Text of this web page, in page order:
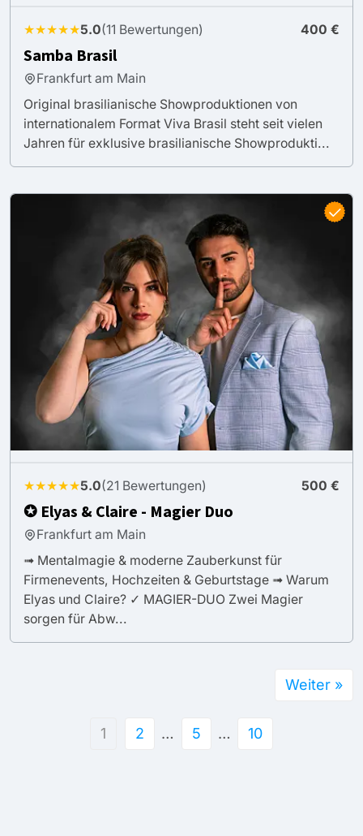
★★★★★5.0(11 Bewertungen) 400 €
Samba Brasil
Frankfurt am Main
Original brasilianische Showproduktionen von
internationalem Format Viva Brasil steht seit vielen
Jahren für exklusive brasilianische Showprodukti...
★★★★★5.0(21 Bewertungen) 500 €
✪ Elyas & Claire - Magier Duo
Frankfurt am Main
➟ Mentalmagie & moderne Zauberkunst für
Firmenevents, Hochzeiten & Geburtstage ➟ Warum
Elyas und Claire? ✓ MAGIER-DUO Zwei Magier
sorgen für Abw...
1 2 … 5 … 10
Weiter »